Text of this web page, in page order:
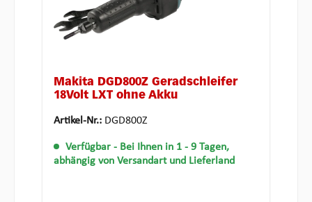
Makita DGD800Z Geradschleifer
18Volt LXT ohne Akku
Artikel-Nr.: DGD800Z
Verfügbar - Bei Ihnen in 1 - 9 Tagen,
abhängig von Versandart und Lieferland